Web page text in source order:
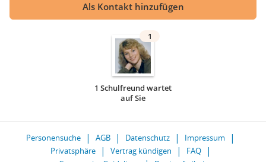
Als Kontakt hinzufügen
1
1 Schulfreund wartet
auf Sie
Personensuche AGB Datenschutz
Impressum
Privatsphäre
Vertrag kündigen
FAQ